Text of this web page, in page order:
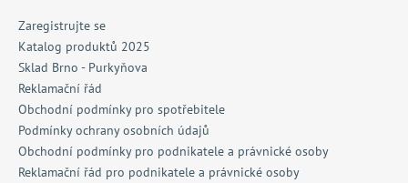
Zaregistrujte se
Katalog produktů 2025
Sklad Brno - Purkyňova
Reklamační řád
Obchodní podmínky pro spotřebitele
Podmínky ochrany osobních údajů
Obchodní podmínky pro podnikatele a právnické osoby
Reklamační řád pro podnikatele a právnické osoby